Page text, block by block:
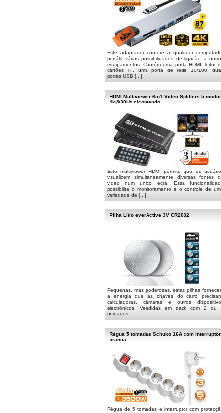
Este adaptador confere a qualquer
portátil várias possibilidades de ligação a
equipamentos. Contém uma porta HDMI, leitor
cartões TF, uma porta de rede 10/100,
portas USB [...]
HDMI Multiviewer 6in1 Video Splitters 5
4k@30Hz c/comando
Este multiviewer HDMI permite que os
visualizem simultaneamente diversas fontes
vídeo num único ecrâ. Essa
possibilita o monitoramento e o controle de
variedade de [...]
Pilha Litio everActive 3V CR2032
Pequenas, mas poderosas, estas pilhas
a energia que as chaves do carro
calculadoras, câmaras e outros
electrónicos. Vendidas em pack com 2 ou
unidades.
Régua 5 tomadas Schuko 16A com interruptor
branca
Régua de 5 tomadas e interruptor com